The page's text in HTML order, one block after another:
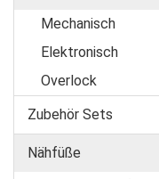
Mechanisch
Elektronisch
Overlock
Zubehör Sets
Nähfüße